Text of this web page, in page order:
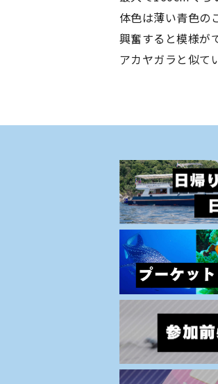
体色は薄い青色の
興奮すると模様が
アカヤガラと似て